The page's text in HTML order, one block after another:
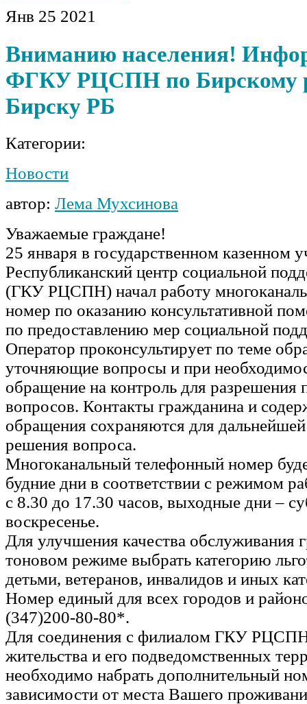
Янв 25 2021
Вниманию населения!
ФГКУ РЦСПН по Бирскому
Бирску РБ
Категории:
Новости
автор: Лема Мухсинова
Уважаемые граждане!
25 января в государственном казенном
Республиканский центр социальной
(ГКУ РЦСПН) начал работу
номер по оказанию консультативной
по предоставлению мер социальной
Оператор проконсультирует по теме
уточняющие вопросы и при
обращение на контроль для разрешения
вопросов. Контакты гражданина и
обращения сохраняются для
решения вопроса.
Многоканальный телефонный номер
будние дни в соответствии с режимом
с 8.30 до 17.30 часов, выходные дни –
воскресенье.
Для улучшения качества обслуживания
тоновом режиме выбрать категорию
детьми, ветеранов, инвалидов и иных
Номер единый для всех городов и
(347)200-80-80*.
Для соединения с филиалом ГКУ
жительства и его подведомственных
необходимо набрать дополнительный
зависимости от места Вашего